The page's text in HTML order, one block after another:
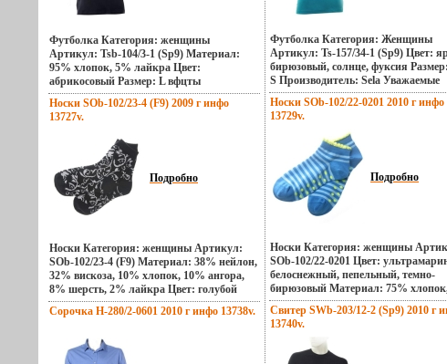
Футболка Категория: женщины
Артикул: Tsb-104/3-1 (Sp9) Материал:
95% хлопок, 5% лайкра Цвет:
абрикосовый Размер: L вфцты
Производитель: Sela.
Носки SOb-102/23-4 (F9) 2009 г инфо
13727v.
Подробно
Носки Категория: женщины Артикул:
SOb-102/23-4 (F9) Материал: 38% нейлон,
32% вискоза, 10% хлопок, 10% ангора,
8% шерсть, 2% лайкра Цвет: голубой
Размер: 19-22 вфцуа Производитель: Sela.
Сорочка H-280/2-0601 2010 г инфо 13738v.
Футболка Категория: Женщины
Артикул: Ts-157/34-1 (Sp9) Цвет:
бирюзовый, солнце, фуксия
S Производитель: Sela Уважаемые
клиенты! Размер и цвет изделия
уточняется при вфцтэ оформлении
заказа.
Носки SOb-102/22-0201 2010 г инфо
13729v.
Подробно
Носки Категория: женщины
SOb-102/22-0201 Цвет:
белоснежный, пепельный, темно-
бирюзовый Материал: 75%
17%пэ 5%нейлон 3%пу Размер: 19-
24, 25-27 Производитель: Selбълмэa
Уважаемые клиенты! Размер и цвет
изделия уточняется при
заказа.
Свитер SWb-203/12-2 (Sp9) 2010 г
13740v.